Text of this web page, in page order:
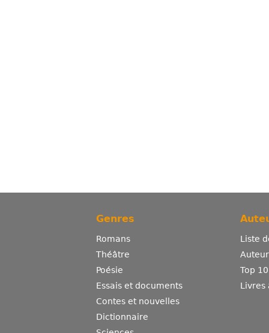
Genres
Romans
Théâtre
Poésie
Essais et documents
Contes et nouvelles
Dictionnaire
Liste
Top
Livres